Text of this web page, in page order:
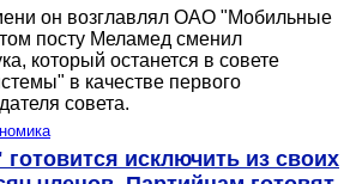
он возглавлял ОАО "Мобильные
посту Меламед сменил
который останется в совете
в качестве первого
совета.
исключить из своих